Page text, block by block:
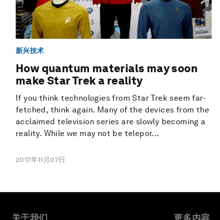
新兴技术
How quantum materials may soon
make Star Trek a reality
If you think technologies from Star Trek seem far-
fetched, think again. Many of the devices from the
acclaimed television series are slowly becoming a
reality. While we may not be telepor...
2017年11月07日
关于我们 更多内容